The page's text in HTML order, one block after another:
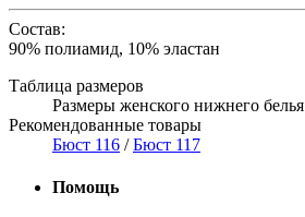
Состав:
90% полиамид, 10% эластан
Таблица размеров
Размеры женского нижнего белья
Рекомендованные товары
Бюст 116 /Бюст 117
Помощь